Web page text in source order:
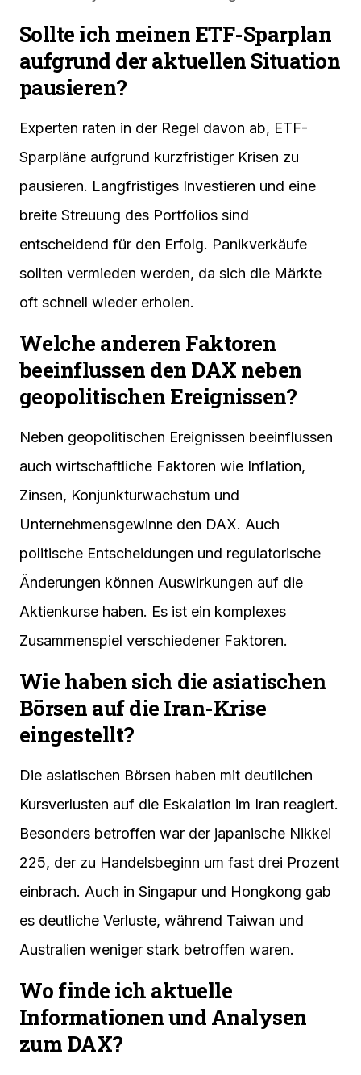
Sollte ich meinen ETF-Sparplan
aufgrund der aktuellen Situation
pausieren?
Experten raten in der Regel davon ab, ETF-
Sparpläne aufgrund kurzfristiger Krisen zu
pausieren. Langfristiges Investieren und eine
breite Streuung des Portfolios sind
entscheidend für den Erfolg. Panikverkäufe
sollten vermieden werden, da sich die Märkte
oft schnell wieder erholen.
Welche anderen Faktoren
beeinflussen den DAX neben
geopolitischen Ereignissen?
Neben geopolitischen Ereignissen beeinflussen
auch wirtschaftliche Faktoren wie Inflation,
Zinsen, Konjunkturwachstum und
Unternehmensgewinne den DAX. Auch
politische Entscheidungen und regulatorische
Änderungen können Auswirkungen auf die
Aktienkurse haben. Es ist ein komplexes
Zusammenspiel verschiedener Faktoren.
Wie haben sich die asiatischen
Börsen auf die Iran-Krise
eingestellt?
Die asiatischen Börsen haben mit deutlichen
Kursverlusten auf die Eskalation im Iran reagiert.
Besonders betroffen war der japanische Nikkei
225, der zu Handelsbeginn um fast drei Prozent
einbrach. Auch in Singapur und Hongkong gab
es deutliche Verluste, während Taiwan und
Australien weniger stark betroffen waren.
Wo finde ich aktuelle
Informationen und Analysen
zum DAX?